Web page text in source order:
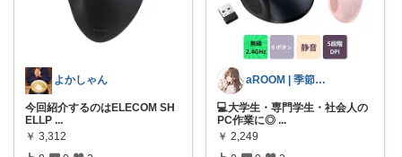
よかしゃん
今回紹介するのはELECOM SH
ELLP ...
￥ 3,312
aROOM | 季節と贈り物のある暮らし
💻大学生・専門学生・社会人の
PC作業に◎ ...
￥ 2,249